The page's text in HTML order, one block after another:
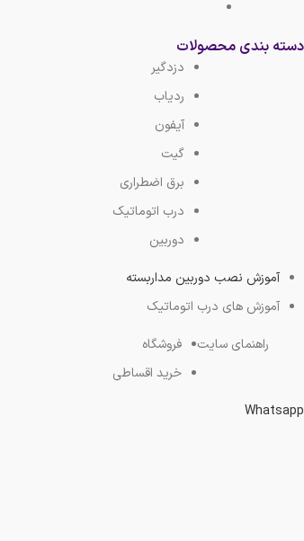
دسته بندی محصولات
دزدگیر
ردیاب
آیفون
گیت
برق اضطراری
درب اتوماتیک
دوربین
آموزش نصب دوربین مداربسته
آموزش های درب اتوماتیک
راهنمای سایت
فروشگاه
خرید اقساطی
Whatsapp